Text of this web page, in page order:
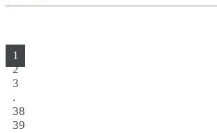
1
2
3
.
38
39